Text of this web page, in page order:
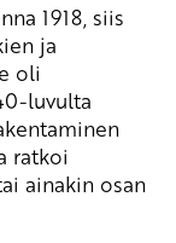
1918, siis
ja
oli
luvulta
ratkoi
ainakin osan